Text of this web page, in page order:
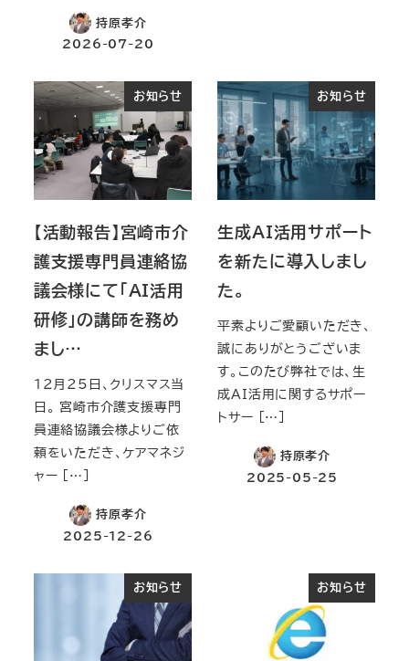
持原孝介
2026-07-20
お知らせ
【活動報告】宮崎市介
護支援専門員連絡協
議会様にて「AI活用
研修」の講師を務め
まし…
12月25日、クリスマス当
日。 宮崎市介護支援専門
員連絡協議会様よりご依
頼をいただき、ケアマネジ
ャー […]
持原孝介
2025-12-26
お知らせ
生成AI活用サポート
を新たに導入しまし
た。
平素よりご愛顧いただき、
誠にありがとうございま
す。このたび弊社では、生
成AI活用に関するサポー
トサー […]
持原孝介
2025-05-25
お知らせ お知らせ